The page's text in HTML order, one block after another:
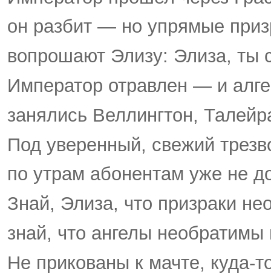
он разбит — но упрямые
вопрошают Элизу: Элиза, ты
Император отравлен — и
занялись Веллингтон,
Под уверенный, свежий
по утрам абонентам уже не
Знай, Элиза, что призраки
знай, что ангелы необратимы
Не прикованы к мачте,